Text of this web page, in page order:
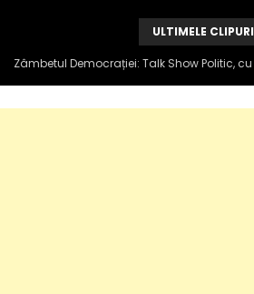
ULTIMELE CLIPURI